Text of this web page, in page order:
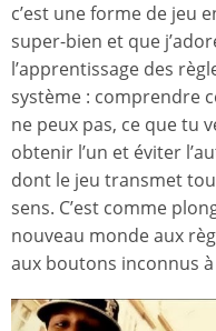
c’est une forme de jeu
super-bien et que
l’apprentissage des
système : comprendre
ne peux pas, ce que tu
obtenir l’un et éviter
dont le jeu transmet
sens. C’est comme
nouveau monde aux
aux boutons inconnus